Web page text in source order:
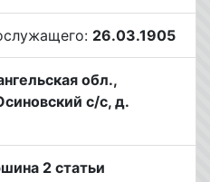
26.03.1905
обл.,
с/с, д.
2 статьи